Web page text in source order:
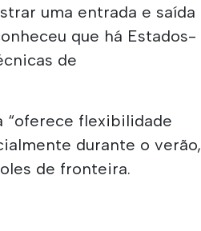
uma entrada e saída
que há Estados-
de
“oferece flexibilidade
durante o verão,
de fronteira.